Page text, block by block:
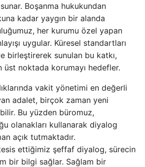
Boşanma hukukundan
kadar yaygın bir alanda
her kurumu özel yapan
uygular. Küresel standartları
birleştirerek sunulan bu katkı,
üst noktada korumayı hedefler.
vakit yönetimi en değerli
adalet, birçok zaman yeni
Bu yüzden büromuz,
olanakları kullanarak diyalog
açık tutmaktadır.
ettiğimiz şeffaf diyalog, sürecin
bir bilgi sağlar. Sağlam bir